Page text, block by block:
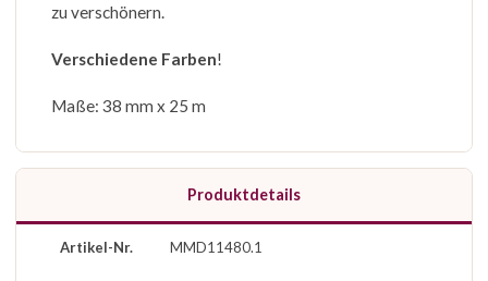
zu verschönern.
Verschiedene Farben!
Maße: 38 mm x 25 m
Produktdetails
Artikel-Nr. MMD11480.1